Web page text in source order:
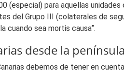
(especial) para aquellas
del Grupo III (colaterales de
cuando sea mortis causa”.
desde la
debemos de tener en